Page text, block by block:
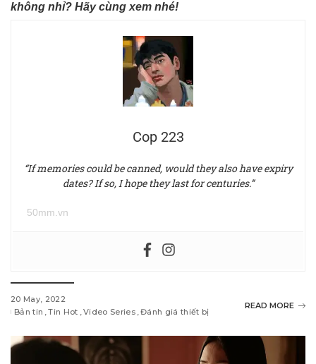
không nhỉ? Hãy cùng xem nhé!
Cop 223
“If memories could be canned, would they also have expiry
dates? If so, I hope they last for centuries.”
50mm.vn
20 May, 2022
Bản tin
Tin Hot Video Series Đánh giá thiết bị
READ MORE